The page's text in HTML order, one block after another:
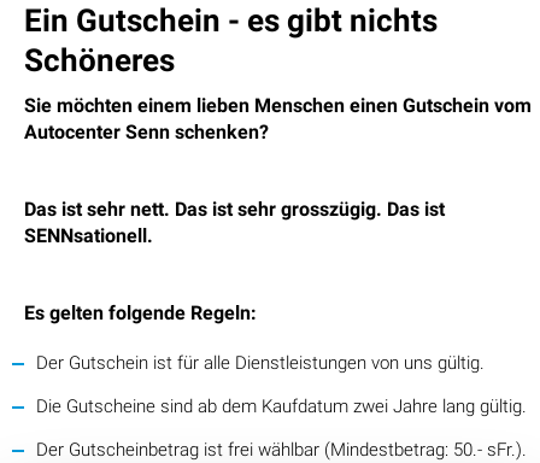
Ein Gutschein - es gibt nichts
Schöneres
Sie möchten einem lieben Menschen einen Gutschein vom
Autocenter Senn schenken?
Das ist sehr nett. Das ist sehr grosszügig. Das ist
SENNsationell.
Es gelten folgende Regeln:
Der Gutschein ist für alle Dienstleistungen von uns gültig.
Die Gutscheine sind ab dem Kaufdatum zwei Jahre lang gültig.
Der Gutscheinbetrag ist frei wählbar (Mindestbetrag: 50.- sFr.).